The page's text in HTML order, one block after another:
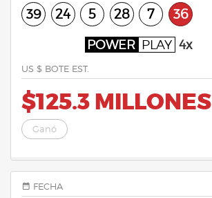
39 24 5 28 7 36
POWER PLAY 4x
US $ BOTE EST.
$125.3 MILLONES
Ganó
FECHA